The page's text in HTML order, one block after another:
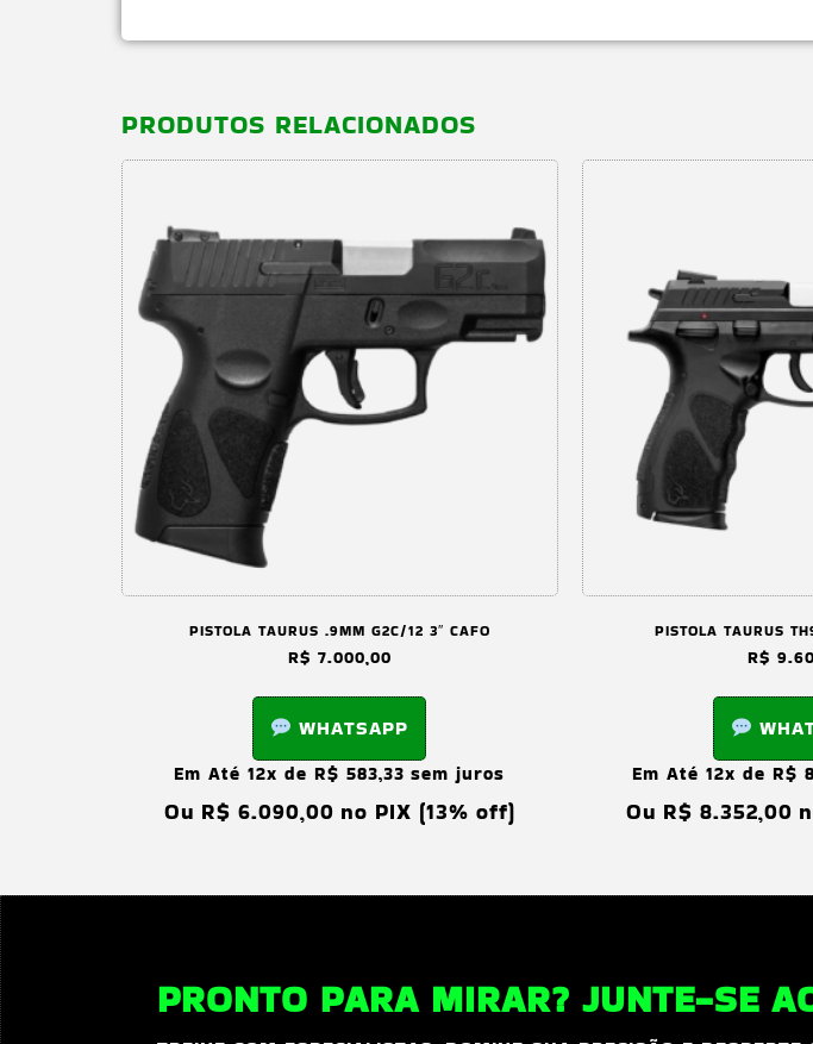
PRODUTOS RELACIONADOS
PISTOLA TAURUS .9MM G2C/12 3″ CAFO
R$ 7.000,00
WHATSAPP
Em Até 12x de R$ 583,33 sem juros
Ou R$ 6.090,00 no PIX (13% off)
PISTOLA TAURUS
R$
Em Até 12x de R$
Ou R$ 8.352,00
PRONTO PARA MIRAR? JUNTE-SE